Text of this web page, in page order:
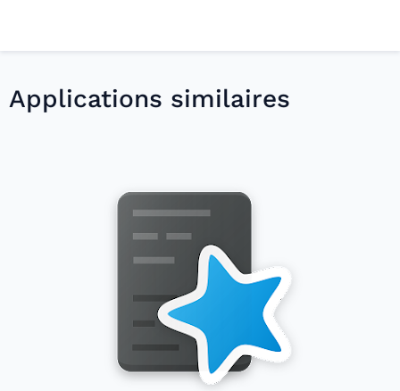
Applications similaires